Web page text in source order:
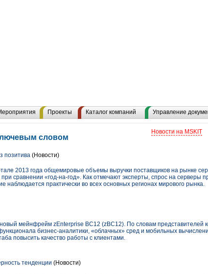
Проекты Каталог компаний Управление
Новости на MSKIT
словом
позитива (Новости)
2013 года общемировые объемы выручки поставщиков на рынке
сравнении «год-на-год». Как отмечают эксперты, спрос на серверы
наблюдается практически во всех основных регионах мирового рынка.
мейнфрейм zEnterprise BC12 (zBC12). По словам представителей
бизнес-аналитики, «облачных» сред и мобильных
повысить качество работы с клиентами.
тенденции (Новости)